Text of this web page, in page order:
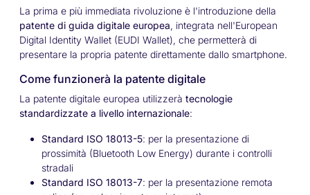
La prima e più immediata rivoluzione è l'introduzione della
patente di guida digitale europea, integrata nell'European
Digital Identity Wallet (EUDI Wallet), che permetterà di
presentare la propria patente direttamente dallo smartphone.
Come funzionerà la patente digitale
La patente digitale europea utilizzerà tecnologie
standardizzate a livello internazionale:
Standard ISO 18013-5: per la presentazione di
prossimità (Bluetooth Low Energy) durante i controlli
stradali
Standard ISO 18013-7: per la presentazione remota